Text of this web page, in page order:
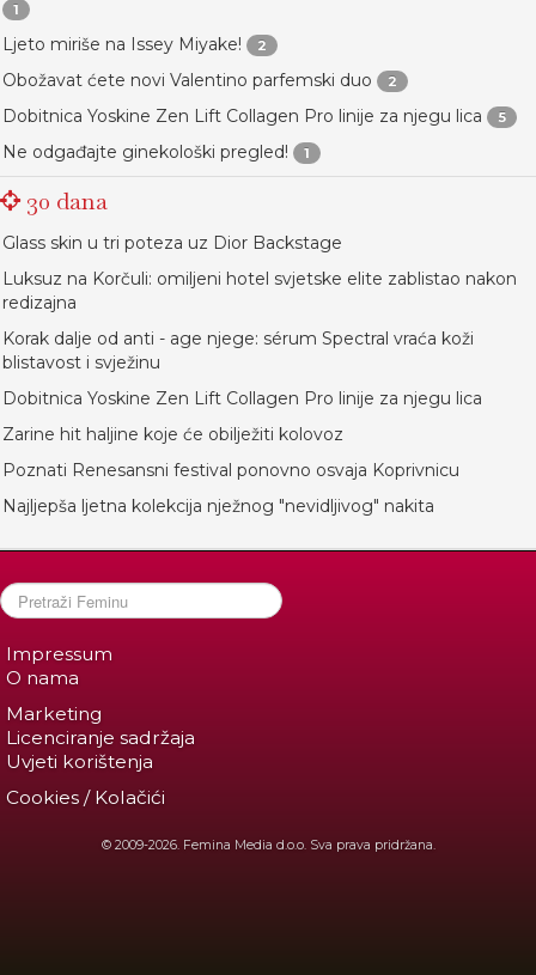
1
Ljeto miriše na Issey Miyake! 2
Obožavat ćete novi Valentino parfemski duo 2
Dobitnica Yoskine Zen Lift Collagen Pro linije za njegu lica 5
Ne odgađajte ginekološki pregled! 1
30 dana
Glass skin u tri poteza uz Dior Backstage
Luksuz na Korčuli: omiljeni hotel svjetske elite zablistao nakon
redizajna
Korak dalje od anti - age njege: sérum Spectral vraća koži
blistavost i svježinu
Dobitnica Yoskine Zen Lift Collagen Pro linije za njegu lica
Zarine hit haljine koje će obilježiti kolovoz
Poznati Renesansni festival ponovno osvaja Koprivnicu
Najljepša ljetna kolekcija nježnog "nevidljivog" nakita
Impressum
O nama
Marketing
Licenciranje sadržaja
Uvjeti korištenja
Cookies / Kolačići
© 2009-2026. Femina Media d.o.o. Sva prava pridržana.